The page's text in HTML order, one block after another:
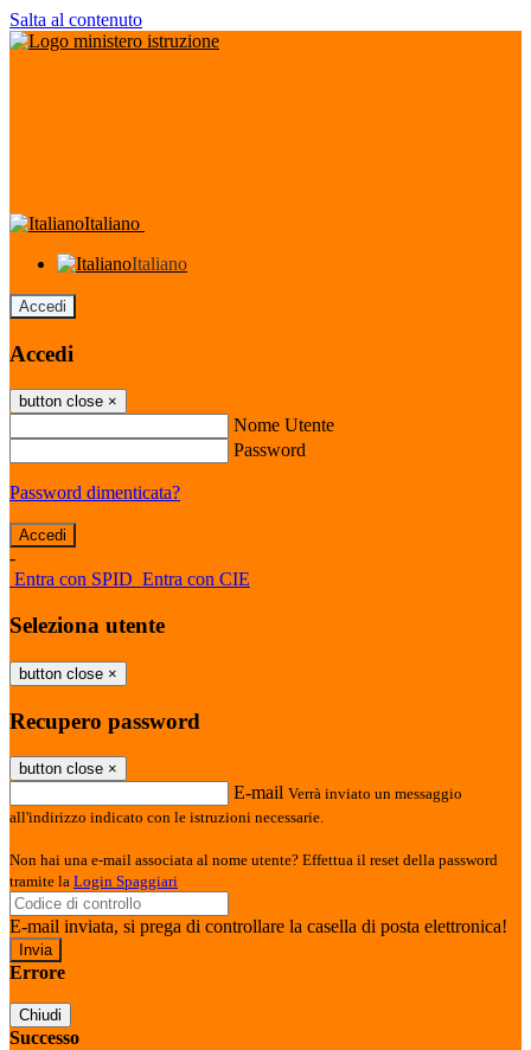
Salta al contenuto
Italiano
Italiano
Accedi
Accedi
button close ×
Nome Utente
Password
Password dimenticata?
-
Entra con SPID Entra con CIE
Seleziona utente
button close ×
Recupero password
button close ×
E-mail Verrà inviato un messaggio
all'indirizzo indicato con le istruzioni necessarie.
Non hai una e-mail associata al nome utente? Effettua il reset della password
tramite la Login Spaggiari
E-mail inviata, si prega di controllare la casella di posta elettronica!
Errore
Chiudi
Successo